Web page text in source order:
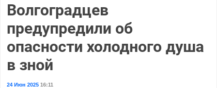
Волгоградцев
предупредили об
опасности холодного душа
в зной
24 Июн 202516:11